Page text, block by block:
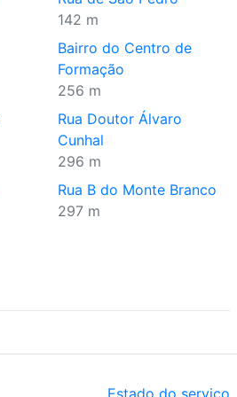
142 m
Bairro do Centro de
Formação
256 m
Rua Doutor Álvaro
Cunhal
296 m
Rua B do Monte Branco
297 m
Estado do serviço